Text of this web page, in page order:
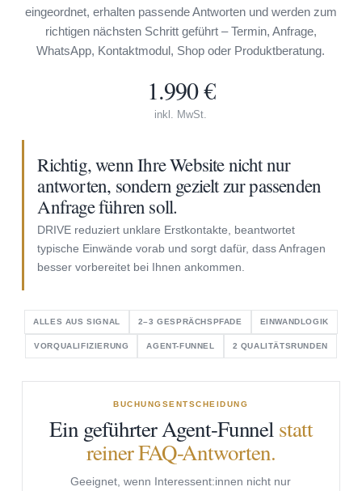
eingeordnet, erhalten passende Antworten und werden zum
richtigen nächsten Schritt geführt – Termin, Anfrage,
WhatsApp, Kontaktmodul, Shop oder Produktberatung.
1.990 €
inkl. MwSt.
Richtig, wenn Ihre Website nicht nur
antworten, sondern gezielt zur passenden
Anfrage führen soll.
DRIVE reduziert unklare Erstkontakte, beantwortet
typische Einwände vorab und sorgt dafür, dass Anfragen
besser vorbereitet bei Ihnen ankommen.
ALLES AUS SIGNAL 2–3 GESPRÄCHSPFADE EINWANDLOGIK
VORQUALIFIZIERUNG AGENT-FUNNEL 2 QUALITÄTSRUNDEN
BUCHUNGSENTSCHEIDUNG
Ein geführter Agent-Funnelstatt
reiner FAQ-Antworten.
Geeignet, wenn Interessent:innen nicht nur